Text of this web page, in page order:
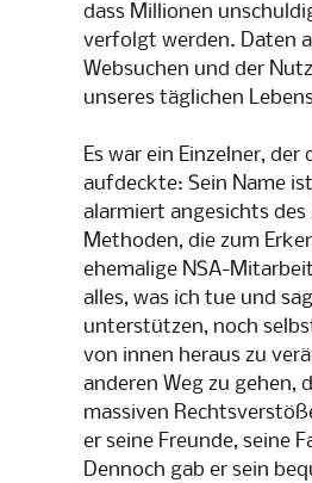
dass Millionen
verfolgt werden. Daten
Websuchen und der
unseres täglichen
Es war ein Einzelner,
aufdeckte: Sein Name
alarmiert angesichts
Methoden, die zum
ehemalige NSA-
alles, was ich tue und
unterstützen, noch
von innen heraus zu
anderen Weg zu gehen,
massiven
er seine Freunde, seine
Dennoch gab er sein